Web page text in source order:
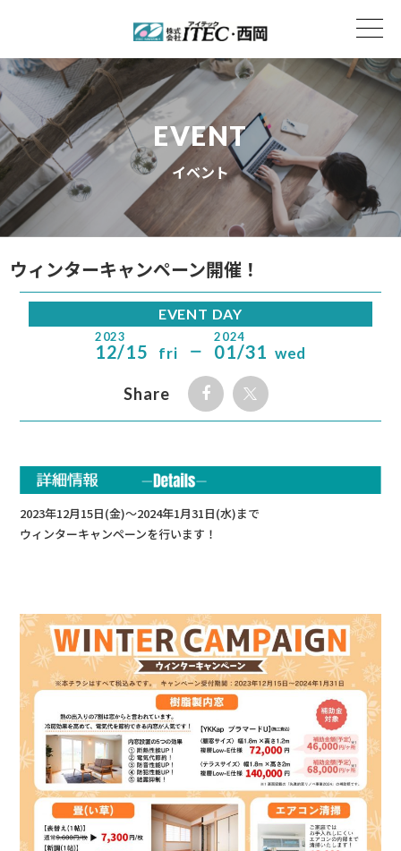
EVENT
イベント
ウィンターキャンペーン開催！
EVENT DAY
2023
12/15 fri ー
2024
01/31 wed
Share
2023年12月15日(金)～2024年1月31日(水)まで
ウィンターキャンペーンを行います！